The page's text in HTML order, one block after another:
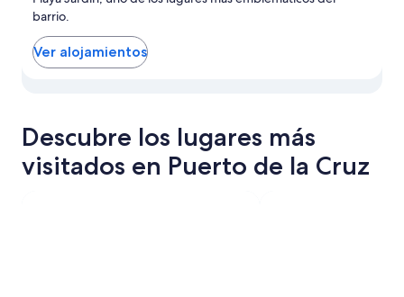
barrio.
Ver alojamientos
Descubre los lugares más
visitados en Puerto de la Cruz